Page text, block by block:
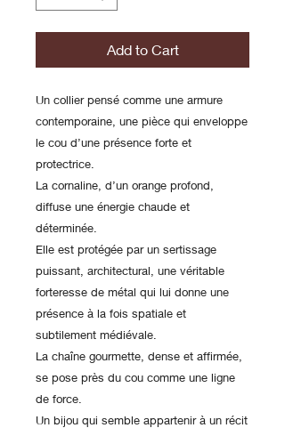
Add to Cart
Un collier pensé comme une armure
contemporaine, une pièce qui enveloppe
le cou d’une présence forte et
protectrice.
La cornaline, d’un orange profond,
diffuse une énergie chaude et
déterminée.
Elle est protégée par un sertissage
puissant, architectural, une véritable
forteresse de métal qui lui donne une
présence à la fois spatiale et
subtilement médiévale.
La chaîne gourmette, dense et affirmée,
se pose près du cou comme une ligne
de force.
Un bijou qui semble appartenir à un récit